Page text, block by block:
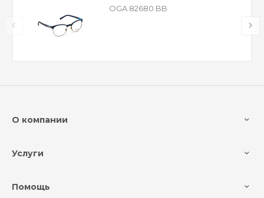
OGA 82680 BB
О компании
Услуги
Помощь